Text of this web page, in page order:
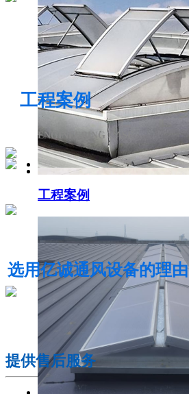
侧开型排烟天窗
电动采光排烟天窗
工程案例
工程案例
ENGINEERING CASE
选用亿诚通风设备的理由
提供售后服务